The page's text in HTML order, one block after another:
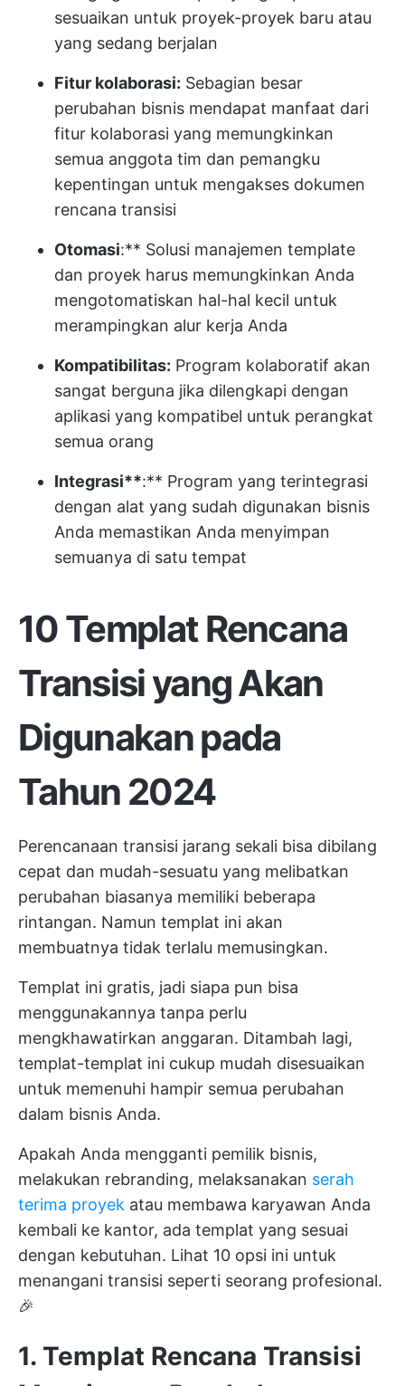
sesuaikan untuk proyek-proyek baru atau
yang sedang berjalan
Fitur kolaborasi: Sebagian besar
perubahan bisnis mendapat manfaat dari
fitur kolaborasi yang memungkinkan
semua anggota tim dan pemangku
kepentingan untuk mengakses dokumen
rencana transisi
Otomasi:** Solusi manajemen template
dan proyek harus memungkinkan Anda
mengotomatiskan hal-hal kecil untuk
merampingkan alur kerja Anda
Kompatibilitas: Program kolaboratif akan
sangat berguna jika dilengkapi dengan
aplikasi yang kompatibel untuk perangkat
semua orang
Integrasi**:** Program yang terintegrasi
dengan alat yang sudah digunakan bisnis
Anda memastikan Anda menyimpan
semuanya di satu tempat
10 Templat Rencana
Transisi yang Akan
Digunakan pada
Tahun 2024
Perencanaan transisi jarang sekali bisa dibilang
cepat dan mudah-sesuatu yang melibatkan
perubahan biasanya memiliki beberapa
rintangan. Namun templat ini akan
membuatnya tidak terlalu memusingkan.
Templat ini gratis, jadi siapa pun bisa
menggunakannya tanpa perlu
mengkhawatirkan anggaran. Ditambah lagi,
templat-templat ini cukup mudah disesuaikan
untuk memenuhi hampir semua perubahan
dalam bisnis Anda.
Apakah Anda mengganti pemilik bisnis,
melakukan rebranding, melaksanakan serah
terima proyek atau membawa karyawan Anda
kembali ke kantor, ada templat yang sesuai
dengan kebutuhan. Lihat 10 opsi ini untuk
menangani transisi seperti seorang profesional.
🎉
1. Templat Rencana Transisi